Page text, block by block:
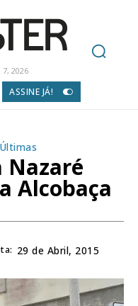
2026
ASSINE JÁ!
Últimas
Nazaré
Alcobaça
29 de Abril, 2015